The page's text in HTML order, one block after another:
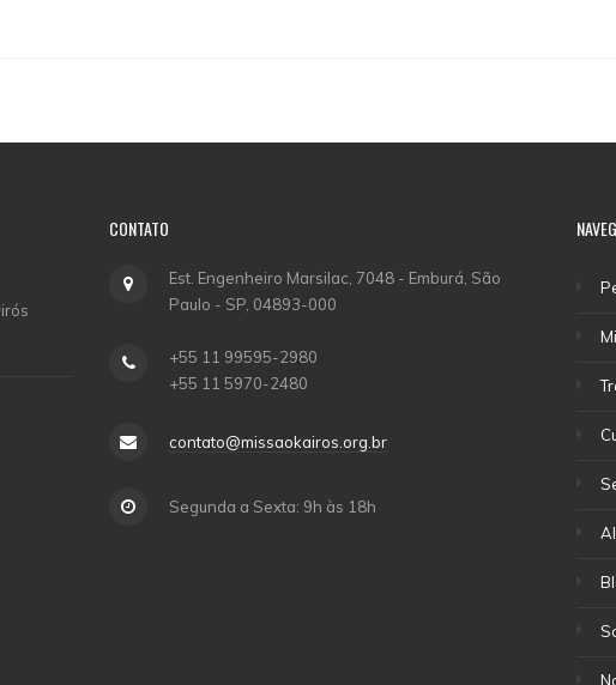
CONTATO
Est. Engenheiro Marsilac, 7048 - Emburá, São
Paulo - SP, 04893-000
+55 11 99595-2980
+55 11 5970-2480
contato@missaokairos.org.br
Segunda a Sexta: 9h às 18h